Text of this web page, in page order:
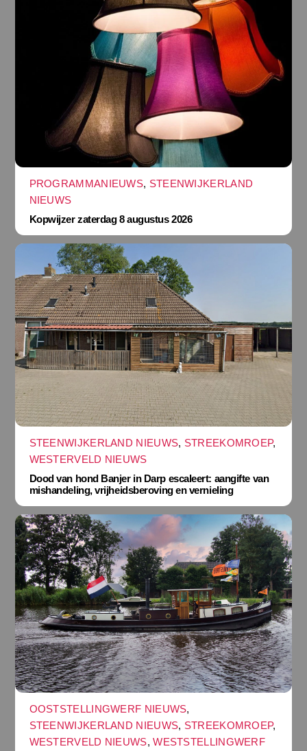
PROGRAMMANIEUWS, STEENWIJKERLAND
NIEUWS
Kopwijzer zaterdag 8 augustus 2026
STEENWIJKERLAND NIEUWS, STREEKOMROEP,
WESTERVELD NIEUWS
Dood van hond Banjer in Darp escaleert: aangifte van
mishandeling, vrijheidsberoving en vernieling
OOSTSTELLINGWERF NIEUWS,
STEENWIJKERLAND NIEUWS, STREEKOMROEP,
WESTERVELD NIEUWS,WESTSTELLINGWERF